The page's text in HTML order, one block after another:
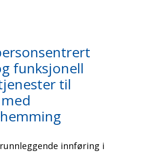
funksjonell
til
innføring i